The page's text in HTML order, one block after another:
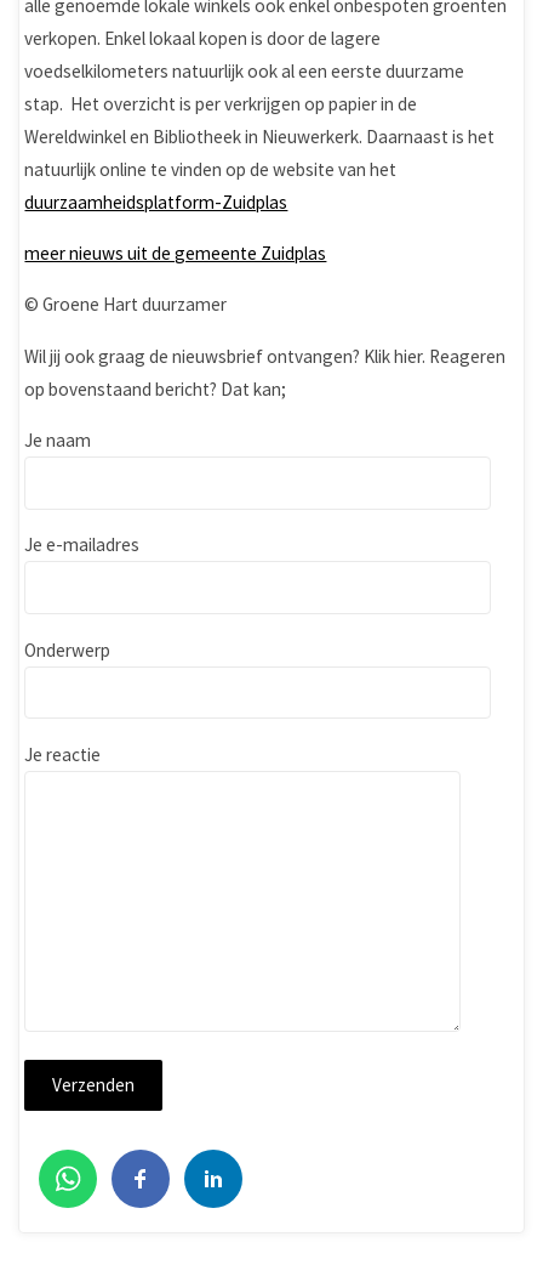
alle genoemde lokale winkels ook enkel onbespoten groenten
verkopen. Enkel lokaal kopen is door de lagere
voedselkilometers natuurlijk ook al een eerste duurzame
stap. Het overzicht is per verkrijgen op papier in de
Wereldwinkel en Bibliotheek in Nieuwerkerk. Daarnaast is het
natuurlijk online te vinden op de website van het
duurzaamheidsplatform-Zuidplas
meer nieuws uit de gemeente Zuidplas
© Groene Hart duurzamer
Wil jij ook graag de nieuwsbrief ontvangen? Klik hier. Reageren
op bovenstaand bericht? Dat kan;
Je naam
Je e-mailadres
Onderwerp
Je reactie